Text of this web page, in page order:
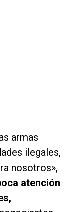
armas
ilegales,
nosotros»,
atención